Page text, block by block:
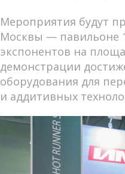
Мероприятия будут
Москвы — павильоне
экспонентов на
демонстрации
оборудования для
и аддитивных